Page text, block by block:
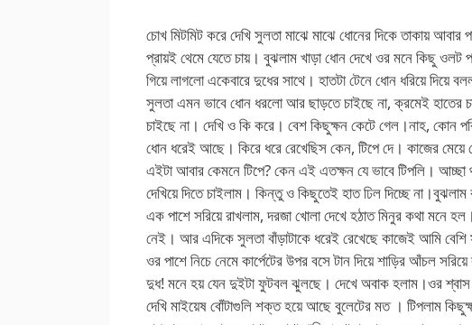
চোখ মিটমিট করে দেখি সুলতা মাঝে মাঝে ধোনের দিকে তাকায় আবার
প্রায়ই থেমে যেতে চায়। বুঝলাম খাড়া ধোন দেখে ওর মনে কিছু
গিয়ে লাগলো একেবারে দুধের সাথে। হাতটা টেনে ধোন ধরিয়ে দিয়ে
সুলতা এমন ভাবে ধোন ধরলো আর ছাড়তে চাইছে না, ক্রমেই হাতের
চাইছে না। দেখি ও কি করে। বেশ কিছুক্ষন কেটে গেল।নাহ, কোন
ধোন ধরেই আছে। কিরে ধরে রেখেছিস কেন, টিপে দে। কাজের মেয়ে
এইটা আবার কেমনে টিপে? কেন এই এতক্ষন যে ভাবে টিপলি।
দেখিয়ে দিতে চাইলাম। কিন্তু ও কিছুতেই হাত ঢিল দিচ্ছে
এক পাশে সরিয়ে রাখলাম, দরজা খোলা দেখে হঠাত মিনুর কথা মনে
নেই। আর এদিকে সুলতা বাঁড়াটাকে ধরেই রেখেছে কাজেই আমি
ওর পাশে নিচে নেমে কার্পেটের উপর বসে টান দিয়ে শাড়ির আঁচল
দুধ! মনে হয় যেন দুইটা ফুটবল ঝুলছে। দেখে অবাক হলাম।ওর শ্বাস
দেখি মাইয়েষ বোঁটাগুলি শক্ত হয়ে আছে বুলেটের মত । টিপলাম